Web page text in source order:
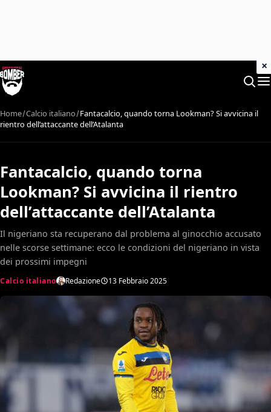
Home Calcio italiano Fantacalcio, quando torna Lookman? Si avvicina il
rientro dell’attaccante dell’Atalanta
Fantacalcio, quando torna
Lookman? Si avvicina il rientro
dell’attaccante dell’Atalanta
Il nigeriano sta recuperano dal problema al ginocchio accusato
nelle scorse settimane: ecco le condizioni del nigeriano in vista
dei prossimi impegni
Calcio italiano Redazione 13 Febbraio 2025
×